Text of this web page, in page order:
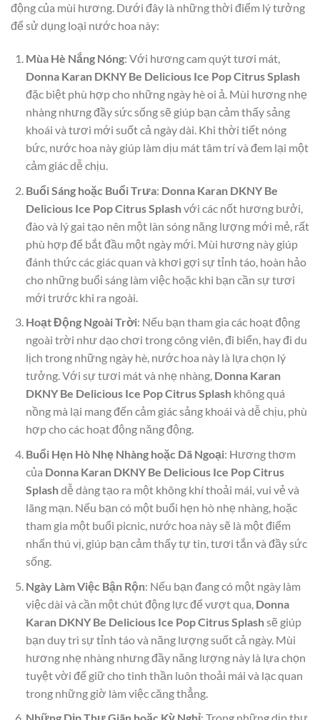
động của mùi hương. Dưới đây là những thời điểm lý tưởng
để sử dụng loại nước hoa này:
Mùa Hè Nắng Nóng: Với hương cam quýt tươi mát,
Donna Karan DKNY Be Delicious Ice Pop Citrus Splash
đặc biệt phù hợp cho những ngày hè oi ả. Mùi hương nhẹ
nhàng nhưng đầy sức sống sẽ giúp bạn cảm thấy sảng
khoái và tươi mới suốt cả ngày dài. Khi thời tiết nóng
bức, nước hoa này giúp làm dịu mát tâm trí và đem lại một
cảm giác dễ chịu.
Buổi Sáng hoặc Buổi Trưa: Donna Karan DKNY Be
Delicious Ice Pop Citrus Splashvới các nốt hương bưởi,
đào và lý gai tạo nên một làn sóng năng lượng mới mẻ, rất
phù hợp để bắt đầu một ngày mới. Mùi hương này giúp
đánh thức các giác quan và khơi gợi sự tỉnh táo, hoàn hảo
cho những buổi sáng làm việc hoặc khi bạn cần sự tươi
mới trước khi ra ngoài.
Hoạt Động Ngoài Trời: Nếu bạn tham gia các hoạt động
ngoài trời như dạo chơi trong công viên, đi biển, hay đi du
lịch trong những ngày hè, nước hoa này là lựa chọn lý
tưởng. Với sự tươi mát và nhẹ nhàng, Donna Karan
DKNY Be Delicious Ice Pop Citrus Splashkhông quá
nồng mà lại mang đến cảm giác sảng khoái và dễ chịu, phù
hợp cho các hoạt động năng động.
Buổi Hẹn Hò Nhẹ Nhàng hoặc Dã Ngoại: Hương thơm
của Donna Karan DKNY Be Delicious Ice Pop Citrus
Splashdễ dàng tạo ra một không khí thoải mái, vui vẻ và
lãng mạn. Nếu bạn có một buổi hẹn hò nhẹ nhàng, hoặc
tham gia một buổi picnic, nước hoa này sẽ là một điểm
nhấn thú vị, giúp bạn cảm thấy tự tin, tươi tắn và đầy sức
sống.
Ngày Làm Việc Bận Rộn: Nếu bạn đang có một ngày làm
việc dài và cần một chút động lực để vượt qua, Donna
Karan DKNY Be Delicious Ice Pop Citrus Splashsẽ giúp
bạn duy trì sự tỉnh táo và năng lượng suốt cả ngày. Mùi
hương nhẹ nhàng nhưng đầy năng lượng này là lựa chọn
tuyệt vời để giữ cho tinh thần luôn thoải mái và lạc quan
trong những giờ làm việc căng thẳng.